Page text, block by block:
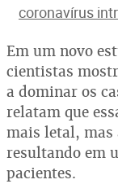
coronavírus
Em um novo
cientistas
a dominar os
relatam que
mais letal, mas
resultando em
pacientes.